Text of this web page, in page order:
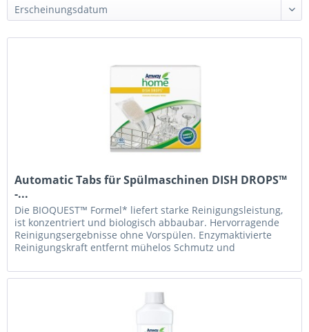
Automatic Tabs für Spülmaschinen DISH DROPS™
-...
Die BIOQUEST™ Formel* liefert starke Reinigungsleistung,
ist konzentriert und biologisch abbaubar. Hervorragende
Reinigungsergebnisse ohne Vorspülen. Enzymaktivierte
Reinigungskraft entfernt mühelos Schmutz und